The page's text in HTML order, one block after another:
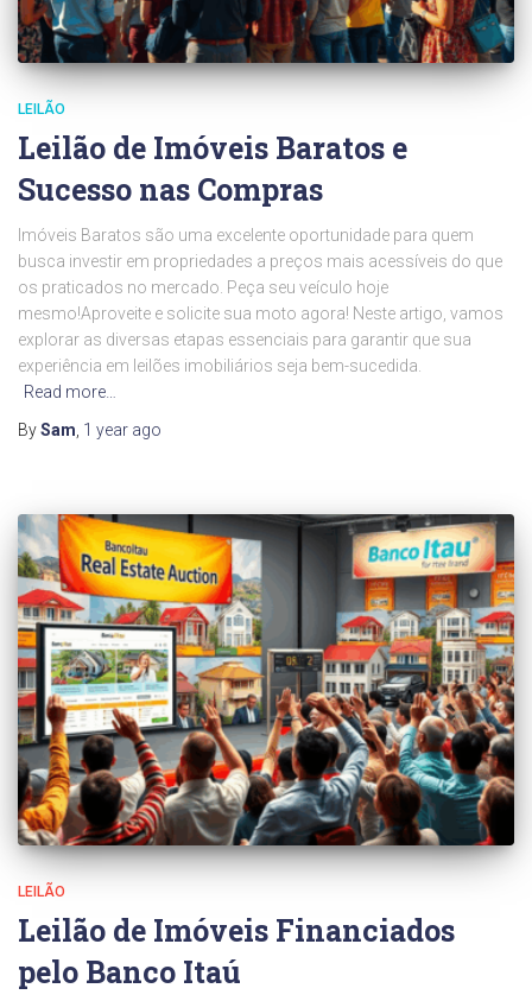
LEILÃO
Leilão de Imóveis Baratos e
Sucesso nas Compras
Imóveis Baratos são uma excelente oportunidade para quem
busca investir em propriedades a preços mais acessíveis do que
os praticados no mercado. Peça seu veículo hoje
mesmo!Aproveite e solicite sua moto agora! Neste artigo, vamos
explorar as diversas etapas essenciais para garantir que sua
experiência em leilões imobiliários seja bem-sucedida.
Read more…
BySam, 1 year ago
LEILÃO
Leilão de Imóveis Financiados
pelo Banco Itaú